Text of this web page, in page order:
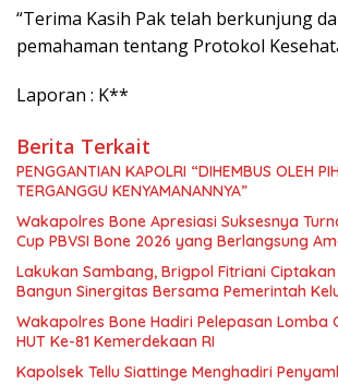
“Terima Kasih Pak telah berkunjung
pemahaman tentang Protokol
Laporan : K**
Berita Terkait
PENGGANTIAN KAPOLRI “DIHEMBUS OLEH
TERGANGGU KENYAMANANNYA”
Wakapolres Bone Apresiasi Suksesnya
Cup PBVSI Bone 2026 yang Berlangsung
Lakukan Sambang, Brigpol Fitriani
Bangun Sinergitas Bersama Pemerintah
Wakapolres Bone Hadiri Pelepasan Lomba
HUT Ke-81 Kemerdekaan RI
Kapolsek Tellu Siattinge Menghadiri